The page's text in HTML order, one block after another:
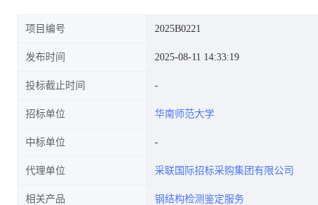
项目编号 2025B0221
发布时间 2025-08-11 14:33:19
投标截止时间
招标单位 华南师范大学
中标单位
代理单位 采联国际招标采购集团有限公司
相关产品 钢结构检测鉴定服务